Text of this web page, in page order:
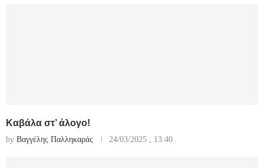
Καβάλα στ’ άλογο!
by Βαγγέλης Παλληκαράς 24/03/2025 , 13:40